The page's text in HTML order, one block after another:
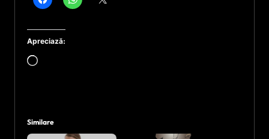
Apreciază:
Încarc...
Similare